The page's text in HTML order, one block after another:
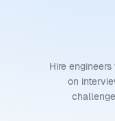
Hire
on